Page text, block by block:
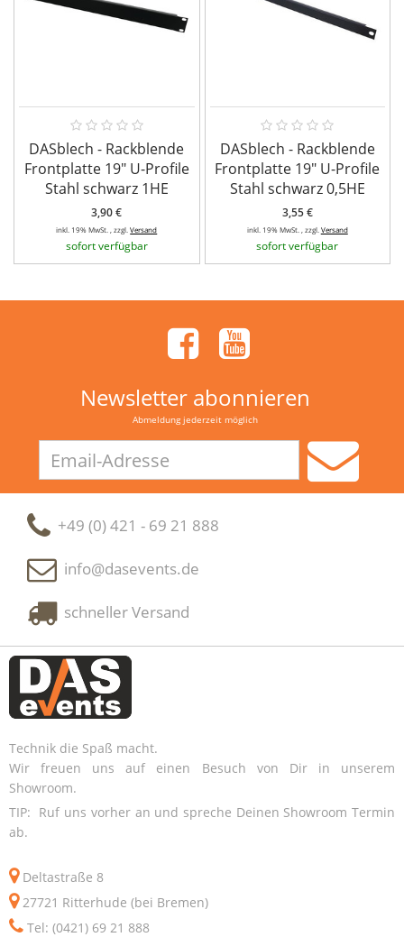
DASblech - Rackblende
Frontplatte 19" U-Profile
Stahl schwarz 1HE
3,90 €
inkl. 19% MwSt. , zzgl.Versand
sofort verfügbar
DASblech - Rackblende
Frontplatte 19" U-Profile
Stahl schwarz 0,5HE
3,55 €
inkl. 19% MwSt. , zzgl. Versand
sofort verfügbar
Newsletter abonnieren
Abmeldung jederzeit möglich
Adresse
+49 (0) 421 - 69 21 888
info@dasevents.de
schneller Versand
Technik die Spaß macht.
Wir freuen uns auf einen Besuch von Dir in unserem
Showroom.
TIP: Ruf uns vorher an und spreche Deinen Showroom Termin
ab.
Deltastraße 8
27721 Ritterhude (bei Bremen)
Tel: (0421) 69 21 888